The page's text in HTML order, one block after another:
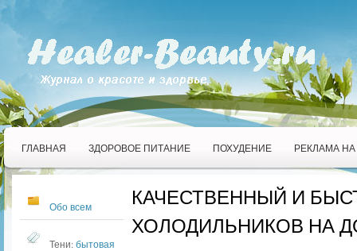
ГЛАВНАЯ ЗДОРОВОЕ ПИТАНИЕ ПОХУДЕНИЕ РЕКЛАМА
Обо всем
Тени:бытовая
КАЧЕСТВЕННЫЙ И
ХОЛОДИЛЬНИКОВ НА